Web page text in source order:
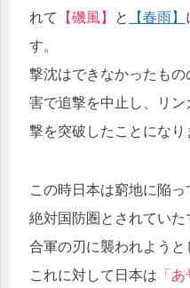
れて
【磯風】 と 【春雨】
す。
撃沈はできなかったもの
害で追撃を中止し、リ
撃を突破したことになり
この時日本は窮地に陥っ
絶対国防圏とされてい
合軍の刃に襲われようと
これに対して日本は 「